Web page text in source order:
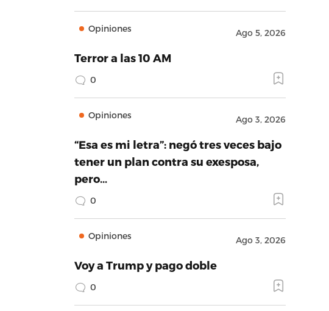
Opiniones Ago 5, 2026
Terror a las 10 AM
0
Opiniones Ago 3, 2026
“Esa es mi letra”: negó tres veces bajo
tener un plan contra su exesposa,
pero…
0
Opiniones Ago 3, 2026
Voy a Trump y pago doble
0